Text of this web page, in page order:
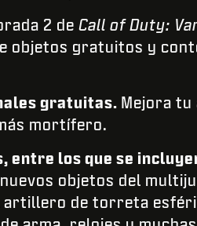
2 de Call of Duty:
objetos gratuitos y
gratuitas. Mejora tu
más mortífero.
entre los que se
objetos del
artillero de torreta